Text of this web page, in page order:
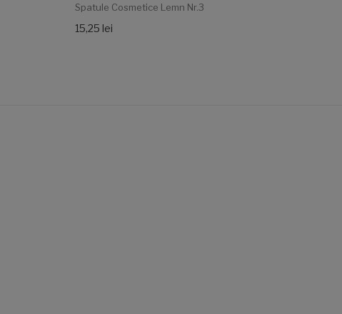
Spatule Cosmetice Lemn Nr.3
15,25 lei